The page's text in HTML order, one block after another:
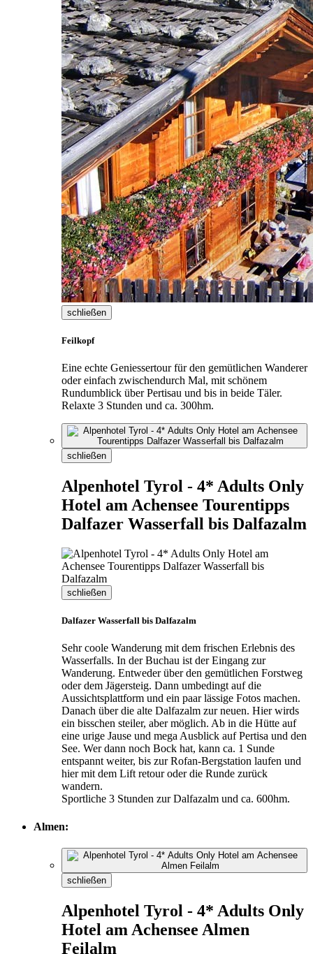
schließen
Feilkopf
Eine echte Geniessertour für den gemütlichen Wanderer
oder einfach zwischendurch Mal, mit schönem
Rundumblick über Pertisau und bis in beide Täler.
Relaxte 3 Stunden und ca. 300hm.
schließen
Alpenhotel Tyrol - 4* Adults Only
Hotel am Achensee Tourentipps
Dalfazer Wasserfall bis Dalfazalm
schließen
Dalfazer Wasserfall bis Dalfazalm
Sehr coole Wanderung mit dem frischen Erlebnis des
Wasserfalls. In der Buchau ist der Eingang zur
Wanderung. Entweder über den gemütlichen Forstweg
oder dem Jägersteig. Dann umbedingt auf die
Aussichtsplattform und ein paar lässige Fotos machen.
Danach über die alte Dalfazalm zur neuen. Hier wirds
ein bisschen steiler, aber möglich. Ab in die Hütte auf
eine urige Jause und mega Ausblick auf Pertisa und den
See. Wer dann noch Bock hat, kann ca. 1 Sunde
entspannt weiter, bis zur Rofan-Bergstation laufen und
hier mit dem Lift retour oder die Runde zurück
wandern.
Sportliche 3 Stunden zur Dalfazalm und ca. 600hm.
Almen:
schließen
Alpenhotel Tyrol - 4* Adults Only
Hotel am Achensee Almen
Feilalm